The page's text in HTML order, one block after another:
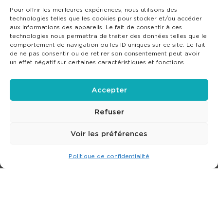
Pour offrir les meilleures expériences, nous utilisons des
technologies telles que les cookies pour stocker et/ou accéder
aux informations des appareils. Le fait de consentir à ces
technologies nous permettra de traiter des données telles que le
comportement de navigation ou les ID uniques sur ce site. Le fait
de ne pas consentir ou de retirer son consentement peut avoir
un effet négatif sur certaines caractéristiques et fonctions.
Accepter
Refuser
Voir les préférences
Politique de confidentialité